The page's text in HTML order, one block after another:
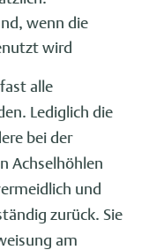
wenn die
wird
alle
Lediglich die
bei der
Achselhöhlen
und
zurück. Sie
am